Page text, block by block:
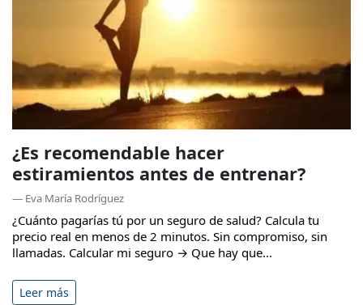
¿Es recomendable hacer
estiramientos antes de entrenar?
— Eva María Rodríguez
¿Cuánto pagarías tú por un seguro de salud? Calcula tu
precio real en menos de 2 minutos. Sin compromiso, sin
llamadas. Calcular mi seguro → Que hay que...
Leer más